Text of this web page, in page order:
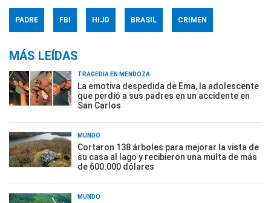
PADRE FBI HIJO BRASIL CRIMEN
MÁS LEÍDAS
TRAGEDIA EN MENDOZA
La emotiva despedida de Ema, la adolescente
que perdió a sus padres en un accidente en
San Carlos
MUNDO
Cortaron 138 árboles para mejorar la vista de
su casa al lago y recibieron una multa de más
de 600.000 dólares
MUNDO